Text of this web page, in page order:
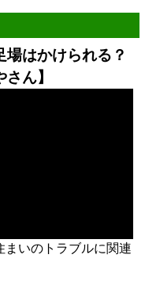
場はかけられる？
ん】
いのトラブルに関連